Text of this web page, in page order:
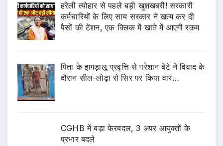
हरेली त्योहार से पहले बड़ी खुशखबरी! सरकारी
कर्मचारियों के लिए साय सरकार ने खत्म कर दी
पैसों की टेंशन, एक क्लिक में खाते में आएगी रकम
पिता के झगड़ालू प्रवृत्ति से परेशान बेटे ने विवाद के
दौरान सील-लोढ़ा से सिर पर किया वार…
CGHB में बड़ा फेरबदल, 3 अपर आयुक्तों के
प्रभार बदले